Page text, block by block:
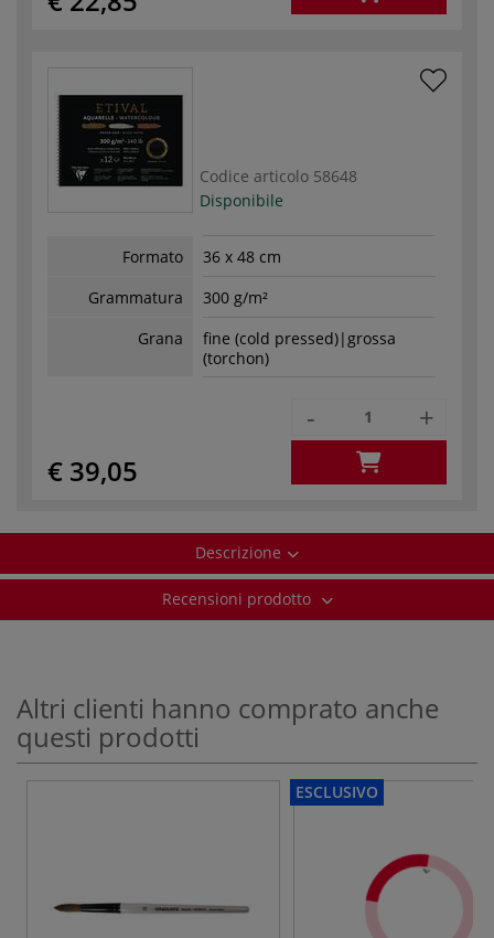
Codice articolo 58648
Disponibile
Formato
36 x 48 cm
Grammatura
300 g/m²
Grana
fine (cold pressed)|grossa
(torchon)
€ 39,05
- +
Descrizione
Recensioni prodotto
Altri clienti hanno comprato anche
questi prodotti
ESCLUSIVO